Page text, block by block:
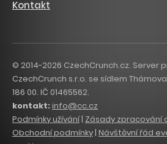
Kontakt
© 2014-2026 CzechCrunch.cz. Server
CzechCrunch s.r.o. se sídlem
186 00. IČ 01465562.
kontakt:info@cc.cz
Podmínky užívání| Zásady zpracování
Obchodní podmínky | Návštěvní řád